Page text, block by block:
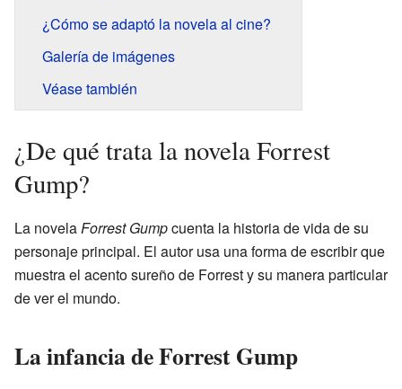
¿Cómo se adaptó la novela al cine?
Galería de imágenes
Véase también
¿De qué trata la novela Forrest
Gump?
La novelaForrest Gumpcuenta la historia de vida de su
personaje principal. El autor usa una forma de escribir que
muestra el acento sureño de Forrest y su manera particular
de ver el mundo.
La infancia de Forrest Gump